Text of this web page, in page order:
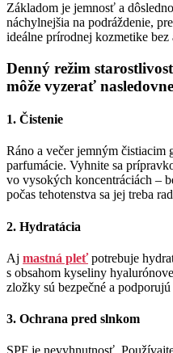
Základom je jemnosť a
náchylnejšia na podráždenie,
ideálne prírodnej kozmetike
Denný režim
môže vyzerať
1. Čistenie
Ráno a večer jemným čistiacim
parfumácie. Vyhnite sa
vo vysokých koncentráciách –
počas tehotenstva sa jej treba
2. Hydratácia
Aj mastná pleťpotrebuje
s obsahom kyseliny
zložky sú bezpečné a
3. Ochrana pred slnkom